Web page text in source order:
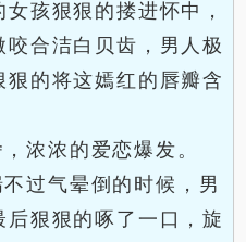
孩狠狠的搂进怀中，
合洁白贝齿，男人极
的将这嫣红的唇瓣含
浓浓的爱恋爆发。
过气晕倒的时候，男
狠狠的啄了一口，旋